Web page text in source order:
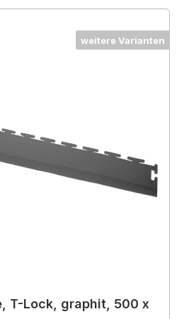
weitere Varianten
T-Lock, graphit, 500 x